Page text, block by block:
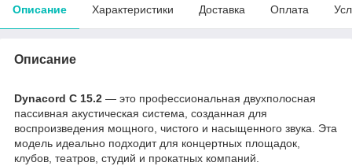
Описание Характеристики Доставка Оплата
Описание
Dynacord C 15.2 — это профессиональная двухполосная
пассивная акустическая система, созданная для
воспроизведения мощного, чистого и насыщенного звука. Эта
модель идеально подходит для концертных площадок,
клубов, театров, студий и прокатных компаний.